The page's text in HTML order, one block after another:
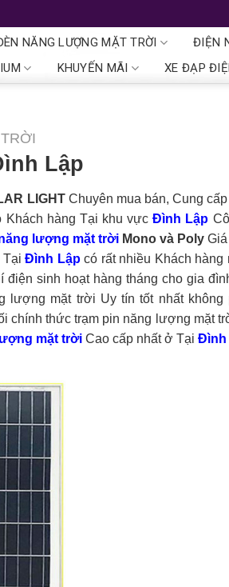
NĂNG LƯỢNG MẶT TRỜI ĐIỆN
KHUYẾN MÃI XE ĐẠP
Lập
LIGHTChuyên mua bán, Cung
Khách hàng Tại khu vựcĐình Lập
lượng mặt trờiMono và Poly
TạiĐình Lậpcó rất nhiều Khách hàng
sinh hoạt hàng tháng cho gia
lượng mặt trời Uy tín tốt nhất
chính thức trạm pin năng lượng mặt
mặt trời Cao cấp nhất ở Tại Đình